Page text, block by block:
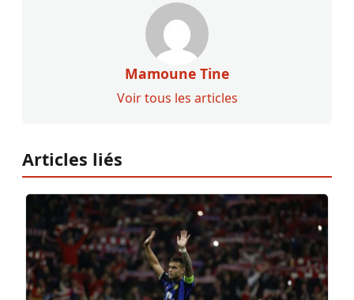
Mamoune Tine
Voir tous les articles
Articles liés